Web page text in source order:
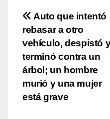
Navegación
de
entradas
Auto que intentó
rebasar a otro
vehículo, despistó
terminó contra un
árbol; un hombre
murió y una mujer
está grave